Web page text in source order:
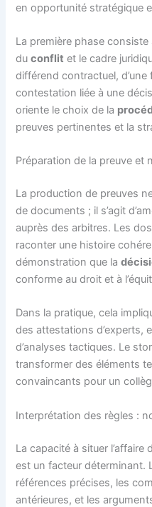
en opportunité stratégique
La première phase
duconflit et le cadre
différend contractuel, d’une
contestation liée à une
oriente le choix de la
preuves pertinentes et la
Préparation de la preuve et
La production de preuves
de documents ; il s’agit
auprès des arbitres. Les
raconter une histoire
démonstration que la
conforme au droit et à
Dans la pratique, cela
des attestations d’experts,
d’analyses tactiques. Le
transformer des éléments
convaincants pour un
Interprétation des règles :
La capacité à situer
est un facteur déterminant.
références précises, les
antérieures, et les